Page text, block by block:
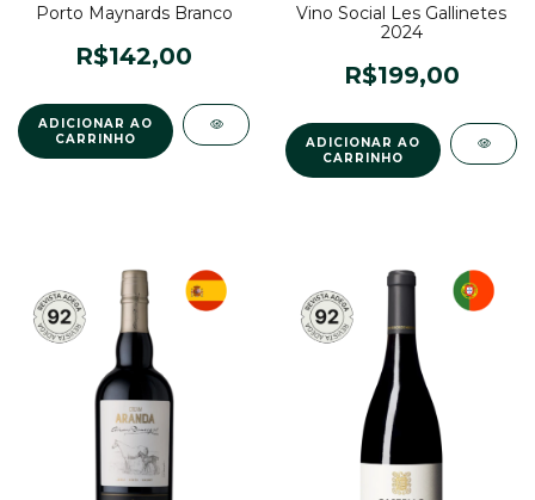
Porto Maynards Branco
R$142,00
Vino Social Les Gallinetes
2024
R$199,00